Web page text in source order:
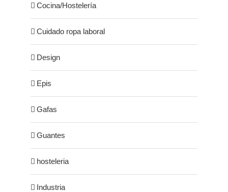
Cocina/Hostelería
Cuidado ropa laboral
Design
Epis
Gafas
Guantes
hosteleria
Industria